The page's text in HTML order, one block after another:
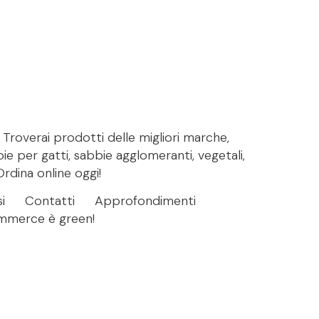
prodotti delle migliori marche,
per gatti, sabbie agglomeranti, vegetali,
online oggi!
Contatti
Approfondimenti
è green!